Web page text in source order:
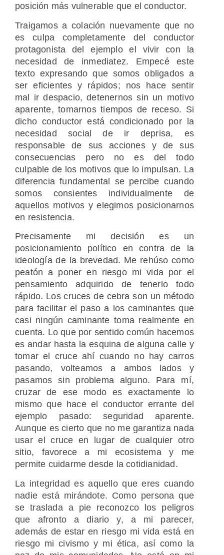
posición más vulnerable que el conductor.
Traigamos a colación nuevamente que no
es culpa completamente del conductor
protagonista del ejemplo el vivir con la
necesidad de inmediatez. Empecé este
texto expresando que somos obligados a
ser eficientes y rápidos; nos hace sentir
mal ir despacio, detenernos sin un motivo
aparente, tomarnos tiempos de receso. Si
dicho conductor está condicionado por la
necesidad social de ir deprisa, es
responsable de sus acciones y de sus
consecuencias pero no es del todo
culpable de los motivos que lo impulsan. La
diferencia fundamental se percibe cuando
somos consientes individualmente de
aquellos motivos y elegimos posicionarnos
en resistencia.
Precisamente mi decisión es un
posicionamiento político en contra de la
ideología de la brevedad. Me rehúso como
peatón a poner en riesgo mi vida por el
pensamiento adquirido de tenerlo todo
rápido. Los cruces de cebra son un método
para facilitar el paso a los caminantes que
casi ningún caminante toma realmente en
cuenta. Lo que por sentido común hacemos
es andar hasta la esquina de alguna calle y
tomar el cruce ahí cuando no hay carros
pasando, volteamos a ambos lados y
pasamos sin problema alguno. Para mí,
cruzar de ese modo es exactamente lo
mismo que hace el conductor errante del
ejemplo pasado: seguridad aparente.
Aunque es cierto que no me garantiza nada
usar el cruce en lugar de cualquier otro
sitio, favorece a mi ecosistema y me
permite cuidarme desde la cotidianidad.
La integridad es aquello que eres cuando
nadie está mirándote. Como persona que
se traslada a pie reconozco los peligros
que afronto a diario y, a mi parecer,
además de estar en riesgo mi vida está en
riesgo mi civismo y mi ética, así como la